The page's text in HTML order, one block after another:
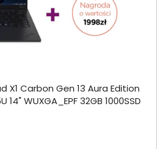
X1 Carbon Gen 13 Aura Edition
14" WUXGA_EPF 32GB 1000SSD